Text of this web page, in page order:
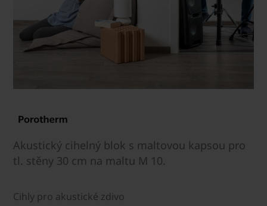
Akustický cihelný blok s maltovou kapsou pro
tl. stěny 30 cm na maltu M 10.
Cihly pro akustické zdivo